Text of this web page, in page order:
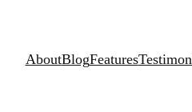
AboutBlogFeatures